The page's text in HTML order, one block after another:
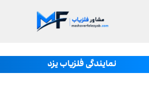
نمایندگی فلزیاب یزد